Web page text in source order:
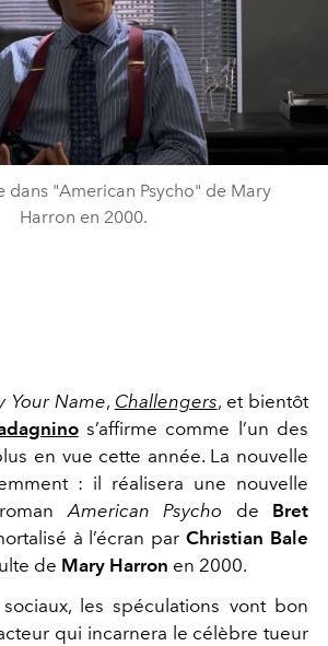
dans "American Psycho" de Mary
Harron en 2000.
Your Name, Challengers, et bientôt
s’affirme comme l’un des
en vue cette année. La nouvelle
: il réalisera une nouvelle
American Psycho de Bret
à l’écran parChristian Bale
de Mary Harron en 2000.
les spéculations vont bon
qui incarnera le célèbre tueur